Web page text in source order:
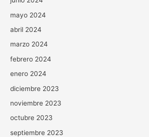
mayo 2024
abril 2024
marzo 2024
febrero 2024
enero 2024
diciembre 2023
noviembre 2023
octubre 2023
septiembre 2023